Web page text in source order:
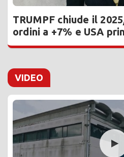
TRUMPF chiude il
ordini a +7% e USA
VIDEO